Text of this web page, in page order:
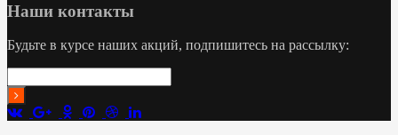
Наши контакты
Будьте в курсе наших акций, подпишитесь на рассылку: